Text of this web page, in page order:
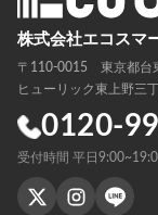
株式会社エコスマ
〒110-0015 東京都台
ヒューリック東上野三
0120-
受付時間 平日